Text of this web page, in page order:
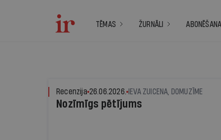
TĒMAS ŽURNĀLI ABONĒŠANA
Recenzija 26.06.2026. IEVA ZUICENA, DOMUZĪME
Nozīmīgs pētījums